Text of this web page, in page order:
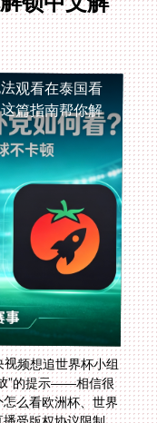
观看在泰国看
央视频世界杯海外无法观看？这篇指南帮你解
频想追世界杯小组
”的提示——相信很
么看欧洲杯、世界
受版权协议限制，
中文解说、实时战
可及。别慌，这篇
在国内一样流畅看
界杯的观看场景，